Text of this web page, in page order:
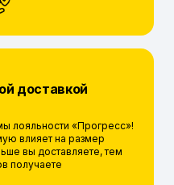
доставкой
лояльности «Прогресс»!
влияет на размер
вы доставляете, тем
получаете